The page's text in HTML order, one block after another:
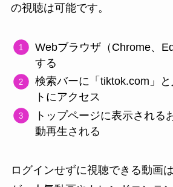
の視聴は可能です。
Webブラウザ（Chrome、
する
検索バーに「tiktok.com」
トにアクセス
トップページに表示される
動再生される
ログインせずに視聴できる動画